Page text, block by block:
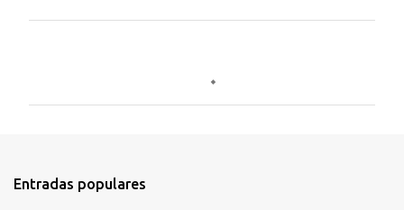
t
Entradas populares